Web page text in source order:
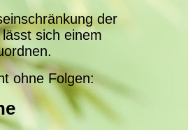
der
sich einem
ohne Folgen: